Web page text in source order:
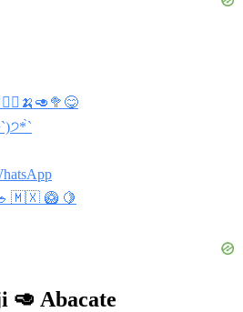
̀ˋ
🇲🇽 🥝 🍋
🥑 Abacate